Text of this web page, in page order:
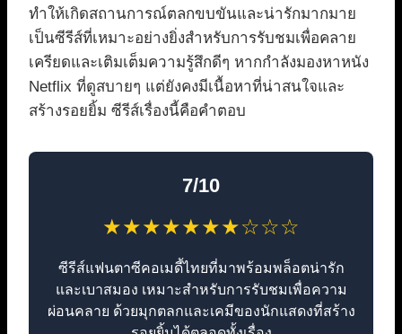
ทำให้เกิดสถานการณ์ตลกขบขันและน่ารักมากมาย
เป็นซีรีส์ที่เหมาะอย่างยิ่งสำหรับการรับชมเพื่อคลาย
เครียดและเติมเต็มความรู้สึกดีๆ หากกำลังมองหาหนัง
Netflix ที่ดูสบายๆ แต่ยังคงมีเนื้อหาที่น่าสนใจและ
สร้างรอยยิ้ม ซีรีส์เรื่องนี้คือคำตอบ
7/10
★★★★★★★☆☆☆
ซีรีส์แฟนตาซีคอเมดี้ไทยที่มาพร้อมพล็อตน่ารัก
และเบาสมอง เหมาะสำหรับการรับชมเพื่อความ
ผ่อนคลาย ด้วยมุกตลกและเคมีของนักแสดงที่สร้าง